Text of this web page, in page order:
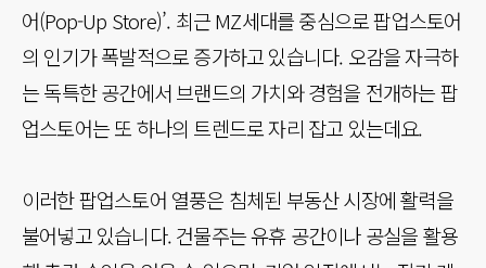
어(Pop-Up Store)’. 최근 MZ세대를 중심으로 팝업스토어
의 인기가 폭발적으로 증가하고 있습니다. 오감을 자극하
는 독특한 공간에서 브랜드의 가치와 경험을 전개하는 팝
업스토어는 또 하나의 트렌드로 자리 잡고 있는데요.
이러한 팝업스토어 열풍은 침체된 부동산 시장에 활력을
불어넣고 있습니다. 건물주는 유휴 공간이나 공실을 활용